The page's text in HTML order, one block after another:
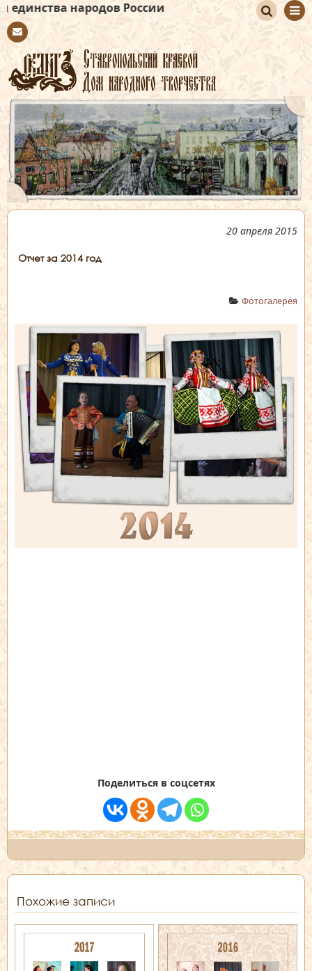
России
tact
иск
20 апреля 2015
Отчет за 2014 год
Фотогалерея
Поделиться в соцсетях
Похожие записи